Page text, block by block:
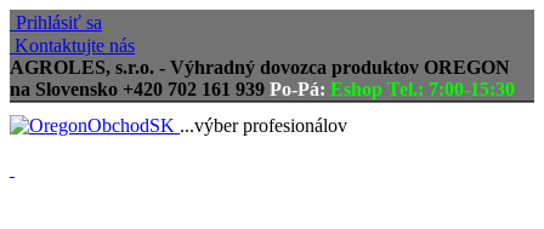
Prihlásiť sa
Kontaktujte nás
AGROLES, s.r.o. - Výhradný dovozca produktov OREGON
na Slovensko +420 702 161 939 Po-Pá: Eshop Tel.: 7:00-15:30
...výber profesionálov